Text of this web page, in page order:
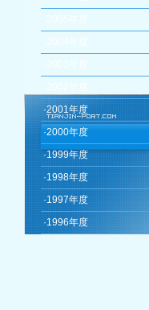
·2001年度
·2000年度
·1999年度
·1998年度
·1997年度
·1996年度